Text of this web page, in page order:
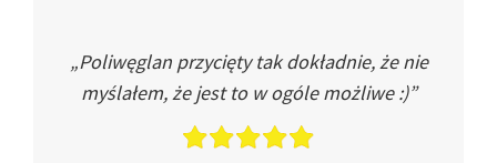
„Poliwęglan przycięty tak dokładnie, że nie
myślałem, że jest to w ogóle możliwe :)”